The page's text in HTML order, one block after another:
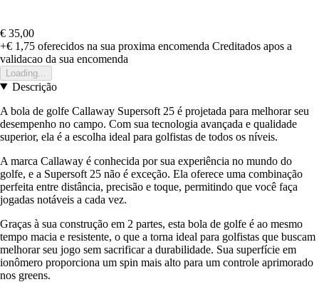
€ 35,00
+€ 1,75 oferecidos na sua proxima encomenda Creditados apos a
validacao da sua encomenda
Loading...
Descrição
A bola de golfe Callaway Supersoft 25 é projetada para melhorar seu
desempenho no campo. Com sua tecnologia avançada e qualidade
superior, ela é a escolha ideal para golfistas de todos os níveis.
A marca Callaway é conhecida por sua experiência no mundo do
golfe, e a Supersoft 25 não é exceção. Ela oferece uma combinação
perfeita entre distância, precisão e toque, permitindo que você faça
jogadas notáveis a cada vez.
Graças à sua construção em 2 partes, esta bola de golfe é ao mesmo
tempo macia e resistente, o que a torna ideal para golfistas que buscam
melhorar seu jogo sem sacrificar a durabilidade. Sua superfície em
ionômero proporciona um spin mais alto para um controle aprimorado
nos greens.